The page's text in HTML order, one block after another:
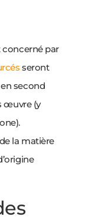
concerné par
seront
second
œuvre (y
la matière